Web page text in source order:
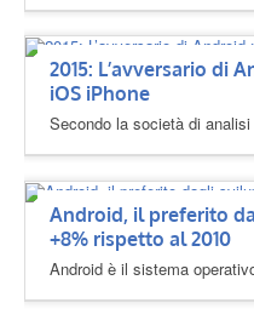
2015: L’avversario di
iOS iPhone
Secondo la società di
Android, il preferito
+8% rispetto al 2010
Android è il sistema